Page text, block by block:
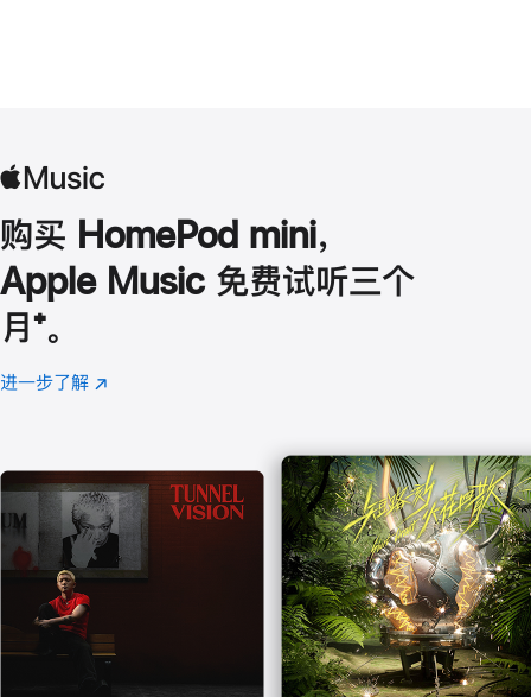
购买 HomePod mini，
Apple Music 免费试听三个
月 脚
注
⁺。
进一步了解 Apple
(在
口
中
打
开)